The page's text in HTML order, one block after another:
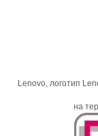
Lenovo, логотип
на